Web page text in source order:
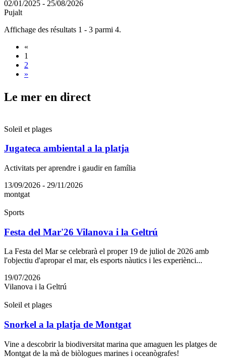
02/01/2025 - 25/08/2026
Pujalt
Affichage des résultats 1 - 3 parmi 4.
«
1
2
»
Le mer en direct
Soleil et plages
Jugateca ambiental a la platja
Activitats per aprendre i gaudir en família
13/09/2026 - 29/11/2026
montgat
Sports
Festa del Mar'26 Vilanova i la Geltrú
La Festa del Mar se celebrarà el proper 19 de juliol de 2026 amb
l'objectiu d'apropar el mar, els esports nàutics i les experiènci...
19/07/2026
Vilanova i la Geltrú
Soleil et plages
Snorkel a la platja de Montgat
Vine a descobrir la biodiversitat marina que amaguen les platges de
Montgat de la mà de biòlogues marines i oceanògrafes!